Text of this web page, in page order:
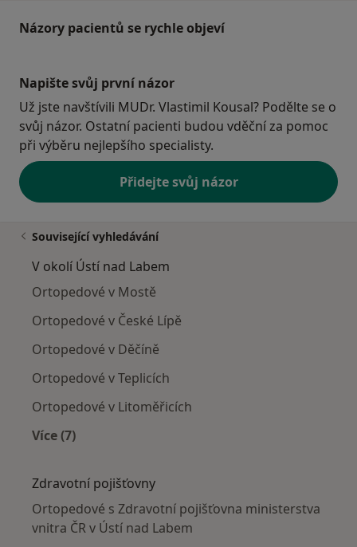
Názory pacientů se rychle objeví
Napište svůj první názor
Už jste navštívili MUDr. Vlastimil Kousal? Podělte se o
svůj názor. Ostatní pacienti budou vděční za pomoc
při výběru nejlepšího specialisty.
Přidejte svůj názor
Související vyhledávání
V okolí Ústí nad Labem
Ortopedové v Mostě
Ortopedové v České Lípě
Ortopedové v Děčíně
Ortopedové v Teplicích
Ortopedové v Litoměřicích
Více (7)
Zdravotní pojišťovny
Ortopedové s Zdravotní pojišťovna ministerstva
vnitra ČR v Ústí nad Labem